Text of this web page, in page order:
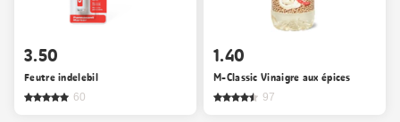
3.50
Feutre indelebil
60
1.40
M-Classic Vinaigre aux épices
97